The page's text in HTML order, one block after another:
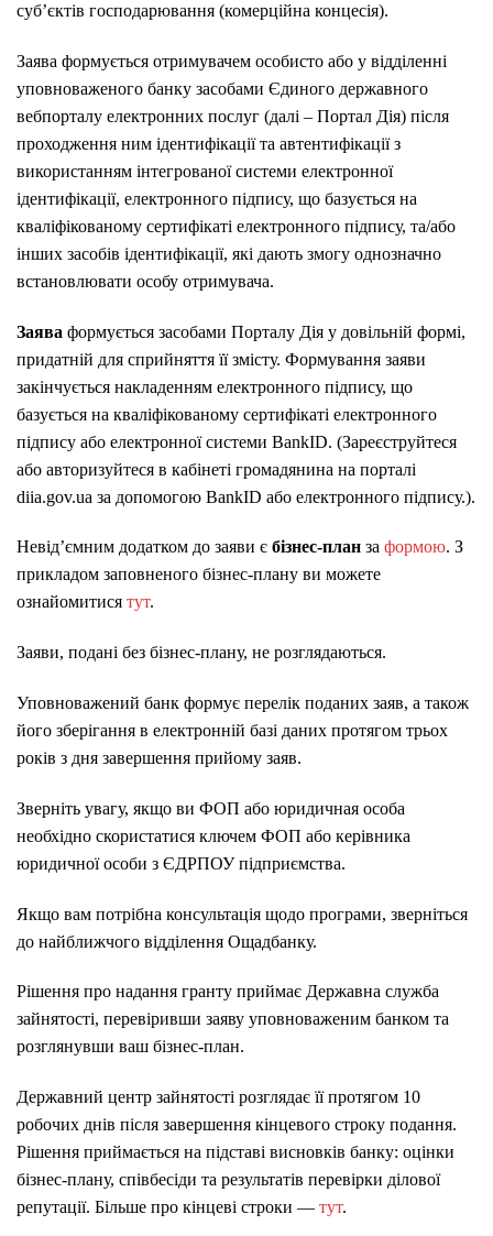
суб’єктів господарювання (комерційна концесія).
Заява формується отримувачем особисто або у відділенні
уповноваженого банку засобами Єдиного державного
вебпорталу електронних послуг (далі – Портал Дія) після
проходження ним ідентифікації та автентифікації з
використанням інтегрованої системи електронної
ідентифікації, електронного підпису, що базується на
кваліфікованому сертифікаті електронного підпису, та/або
інших засобів ідентифікації, які дають змогу однозначно
встановлювати особу отримувача.
Заява формується засобами Порталу Дія у довільній формі,
придатній для сприйняття її змісту. Формування заяви
закінчується накладенням електронного підпису, що
базується на кваліфікованому сертифікаті електронного
підпису або електронної системи BankID. (Зареєструйтеся
або авторизуйтеся в кабінеті громадянина на порталі
diia.gov.ua за допомогою BankID або електронного підпису.).
Невід’ємним додатком до заяви є бізнес-план за формою. З
прикладом заповненого бізнес-плану ви можете
ознайомитися тут.
Заяви, подані без бізнес-плану, не розглядаються.
Уповноважений банк формує перелік поданих заяв, а також
його зберігання в електронній базі даних протягом трьох
років з дня завершення прийому заяв.
Зверніть увагу, якщо ви ФОП або юридичная особа
необхідно скористатися ключем ФОП або керівника
юридичної особи з ЄДРПОУ підприємства.
Якщо вам потрібна консультація щодо програми, зверніться
до найближчого відділення Ощадбанку.
Рішення про надання гранту приймає Державна служба
зайнятості, перевіривши заяву уповноваженим банком та
розглянувши ваш бізнес-план.
Державний центр зайнятості розглядає її протягом 10
робочих днів після завершення кінцевого строку подання.
Рішення приймається на підставі висновків банку: оцінки
бізнес-плану, співбесіди та результатів перевірки ділової
репутації. Більше про кінцеві строки — тут.